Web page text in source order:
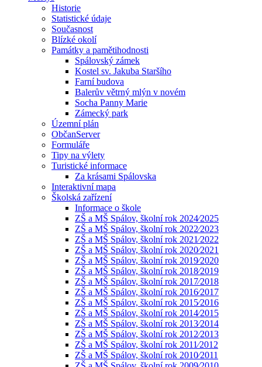
Historie
Statistické údaje
Současnost
Blízké okolí
Památky a pamětihodnosti
Spálovský zámek
Kostel sv. Jakuba Staršího
Farní budova
Balerův větrný mlýn v novém
Socha Panny Marie
Zámecký park
Územní plán
ObčanServer
Formuláře
Tipy na výlety
Turistické informace
Za krásami Spálovska
Interaktivní mapa
Školská zařízení
Informace o škole
ZŠ a MŠ Spálov, školní rok 2024⁄2025
ZŠ a MŠ Spálov, školní rok 2022⁄2023
ZŠ a MŠ Spálov, školní rok 2021⁄2022
ZŠ a MŠ Spálov, školní rok 2020⁄2021
ZŠ a MŠ Spálov, školní rok 2019⁄2020
ZŠ a MŠ Spálov, školní rok 2018⁄2019
ZŠ a MŠ Spálov, školní rok 2017⁄2018
ZŠ a MŠ Spálov, školní rok 2016⁄2017
ZŠ a MŠ Spálov, školní rok 2015⁄2016
ZŠ a MŠ Spálov, školní rok 2014⁄2015
ZŠ a MŠ Spálov, školní rok 2013⁄2014
ZŠ a MŠ Spálov, školní rok 2012⁄2013
ZŠ a MŠ Spálov, školní rok 2011⁄2012
ZŠ a MŠ Spálov, školní rok 2010⁄2011